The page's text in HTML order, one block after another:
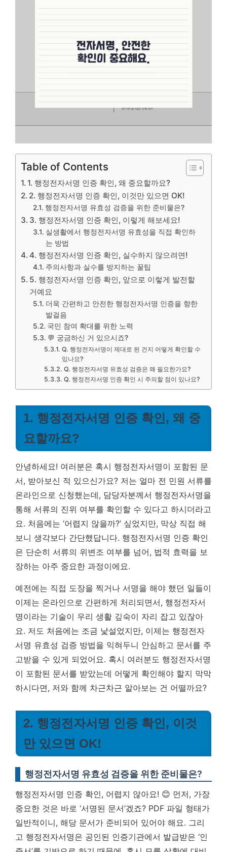
Table of Contents
1. 행정전자서명 인증 확인, 왜 중요할까요?
2. 행정전자서명 인증 확인, 이것만 있으면 OK!
행정전자서명 유효성 검증을 위한 준비물은?
3. 행정전자서명 인증 확인, 이렇게 해보세요!
실생활에서 행정전자서명 유효성을 직접 확인하
는 방법
4. 행정전자서명 인증 확인, 실수하지 않으려면!
주의사항과 실수를 방지하는 꿀팁
5. 행정전자서명 인증 확인, 앞으로 이렇게 발전할
거예요
더욱 간편하고 안전한 행정전자서명 인증을 향한
발걸음
국민 참여 확대를 위한 노력
💬 궁금하신 거 있으시죠?
Q. 행정전자서명이 제대로 된 건지 어떻게 확인할 수
있나요?
Q. 행정전자서명 유효성 검증은 왜 필요한가요?
Q. 행정전자서명 인증 확인 시 주의할 점이 있나요?
1. 행정전자서명 인증 확인, 왜 중
요할까요?
안녕하세요! 여러분은 혹시 행정전자서명이 포함된 문
서, 받아보신 적 있으신가요? 저는 얼마 전 민원 서류를
온라인으로 신청했는데, 담당자분께서 행정전자서명을
통해 서류의 진위 여부를 확인할 수 있다고 하시더라고
요. 처음에는 ‘어렵지 않을까?’ 싶었지만, 막상 직접 해
보니 생각보다 간단했답니다. 행정전자서명 인증 확인
은 단순히 서류의 위변조 여부를 넘어, 법적 효력을 보
장하는 아주 중요한 과정이에요.
예전에는 직접 도장을 찍거나 서명을 해야 했던 일들이
이제는 온라인으로 간편하게 처리되면서, 행정전자서
명이라는 기술이 우리 생활 깊숙이 자리 잡고 있잖아
요. 저도 처음에는 조금 낯설었지만, 이제는 행정전자
서명 유효성 검증 방법을 익혀두니 안심하고 문서를 주
고받을 수 있게 되었어요. 혹시 여러분도 행정전자서명
이 포함된 문서를 받았는데 어떻게 확인해야 할지 막막
하시다면, 저와 함께 차근차근 알아보는 건 어떨까요?
2. 행정전자서명 인증 확인, 이것
만 있으면 OK!
행정전자서명 유효성 검증을 위한 준비물은?
행정전자서명 인증 확인, 어렵지 않아요! 😊 먼저, 가장
중요한 것은 바로 ‘서명된 문서’겠죠? PDF 파일 형태가
일반적이니, 해당 문서가 준비되어 있어야 해요. 그리
고 행정전자서명은 공인된 인증기관에서 발급받은 ‘인